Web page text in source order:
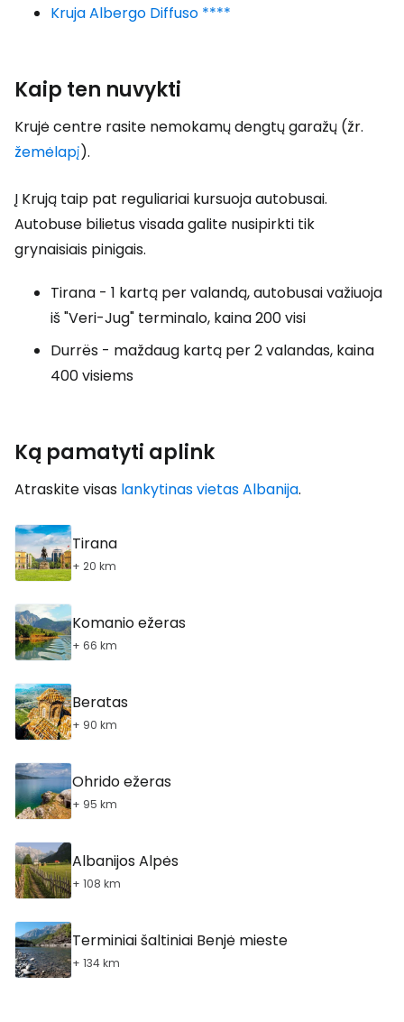
Kruja Albergo Diffuso ****
Kaip ten nuvykti
Krujė centre rasite nemokamų dengtų garažų (žr.
žemėlapį).
Į Krują taip pat reguliariai kursuoja autobusai.
Autobuse bilietus visada galite nusipirkti tik
grynaisiais pinigais.
Tirana - 1 kartą per valandą, autobusai važiuoja
iš "Veri-Jug" terminalo, kaina 200 visi
Durrës - maždaug kartą per 2 valandas, kaina
400 visiems
Ką pamatyti aplink
Atraskite visas lankytinas vietas Albanija.
Tirana
+ 20 km
Komanio ežeras
+ 66 km
Beratas
+ 90 km
Ohrido ežeras
+ 95 km
Albanijos Alpės
+ 108 km
Terminiai šaltiniai Benjė mieste
+ 134 km